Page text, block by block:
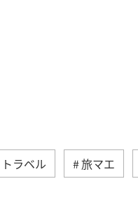
トラベル 旅マエ